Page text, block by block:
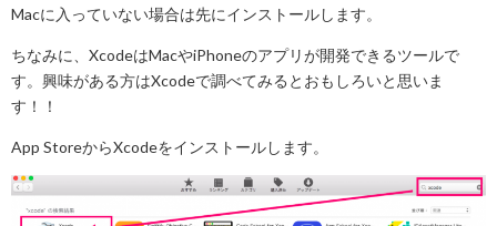
Macに入っていない場合は先にインストールします。
ちなみに、XcodeはMacやiPhoneのアプリが開発できるツールで
す。興味がある方はXcodeで調べてみるとおもしろいと思いま
す！！
App StoreからXcodeをインストールします。